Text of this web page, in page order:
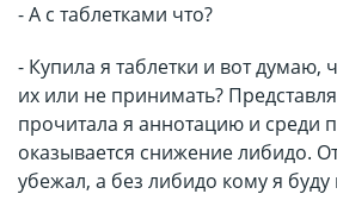
- А с таблетками что?
- Купила я таблетки и вот думаю,
их или не принимать?
прочитала я аннотацию и среди
оказывается снижение либидо.
убежал, а без либидо кому я буду